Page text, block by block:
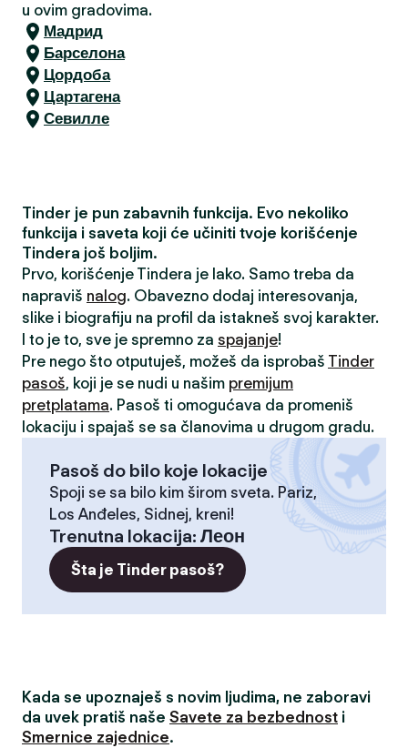
u ovim gradovima.
Мадрид
Барселона
Цордоба
Цартагена
Севилле
Tinder je pun zabavnih funkcija. Evo nekoliko
funkcija i saveta koji će učiniti tvoje korišćenje
Tindera još boljim.
Prvo, korišćenje Tindera je lako. Samo treba da
napraviš nalog. Obavezno dodaj interesovanja,
slike i biografiju na profil da istakneš svoj karakter.
I to je to, sve je spremno za spajanje!
Pre nego što otputuješ, možeš da isprobaš Tinder
pasoš, koji je se nudi u našim premijum
pretplatama. Pasoš ti omogućava da promeniš
lokaciju i spajaš se sa članovima u drugom gradu.
Pasoš do bilo koje lokacije
Spoji se sa bilo kim širom sveta. Pariz,
Los Anđeles, Sidnej, kreni!
Trenutna lokacija: Леон
Šta je Tinder pasoš?
Kada se upoznaješ s novim ljudima, ne zaboravi
da uvek pratiš naše Savete za bezbednost i
Smernice zajednice.